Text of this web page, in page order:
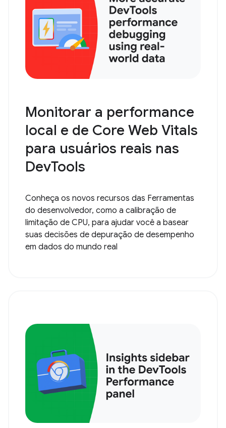
Monitorar a performance
local e de Core Web Vitals
para usuários reais nas
DevTools
Conheça os novos recursos das Ferramentas
do desenvolvedor, como a calibração de
limitação de CPU, para ajudar você a basear
suas decisões de depuração de desempenho
em dados do mundo real